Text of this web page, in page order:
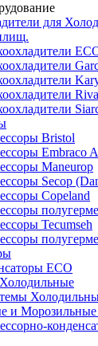
для
Bristol
Embraco
Maneurop
Secop
Copeland
Tecumseh
ECO
и